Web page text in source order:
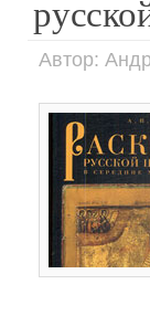
Автор: